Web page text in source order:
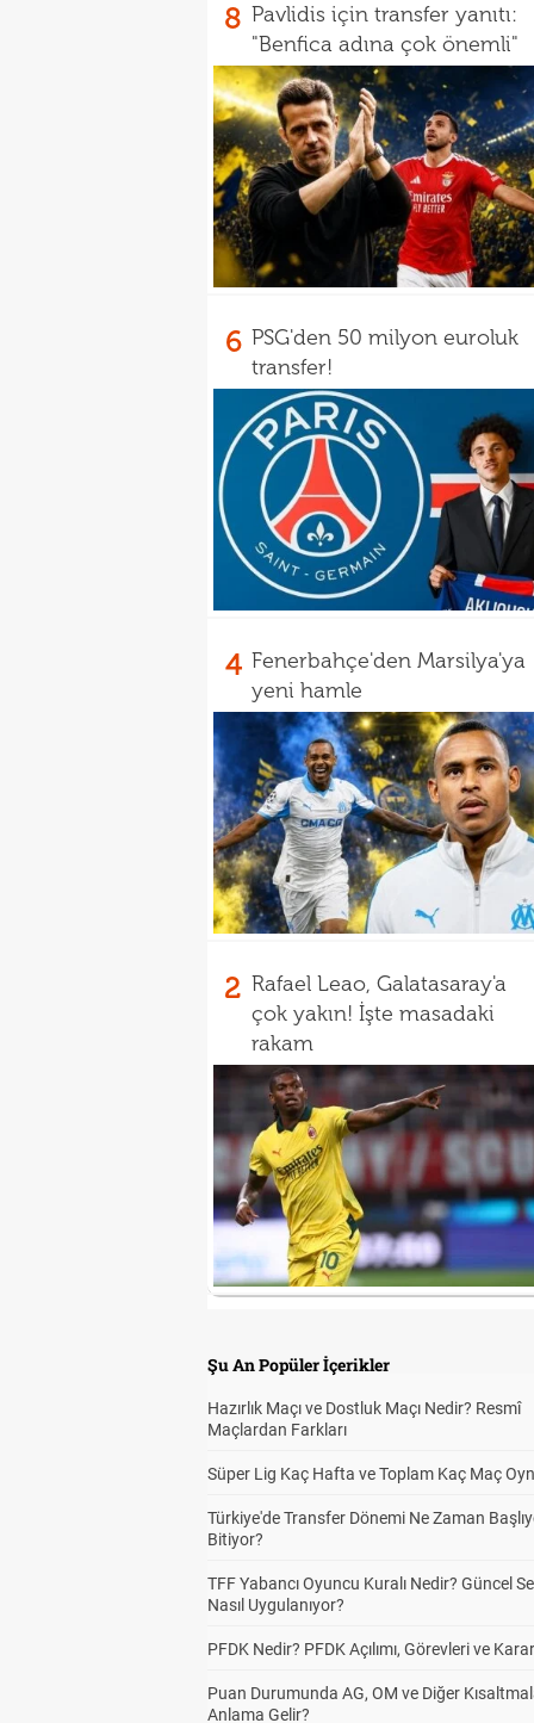
8 Pavlidis için transfer yanıtı:
"Benfica adına çok önemli"
6 PSG'den 50 milyon euroluk
transfer!
4 Fenerbahçe'den Marsilya'ya
yeni hamle
2 Rafael Leao, Galatasaray'a
çok yakın! İşte masadaki
rakam
Şu An Popüler İçerikler
Hazırlık Maçı ve Dostluk Maçı Nedir? Resmî
Maçlardan Farkları
Süper Lig Kaç Hafta ve Toplam Kaç Maç
Türkiye'de Transfer Dönemi Ne Zaman
Bitiyor?
TFF Yabancı Oyuncu Kuralı Nedir? Güncel
Nasıl Uygulanıyor?
PFDK Nedir? PFDK Açılımı, Görevleri ve
Puan Durumunda AG, OM ve Diğer
Anlama Gelir?